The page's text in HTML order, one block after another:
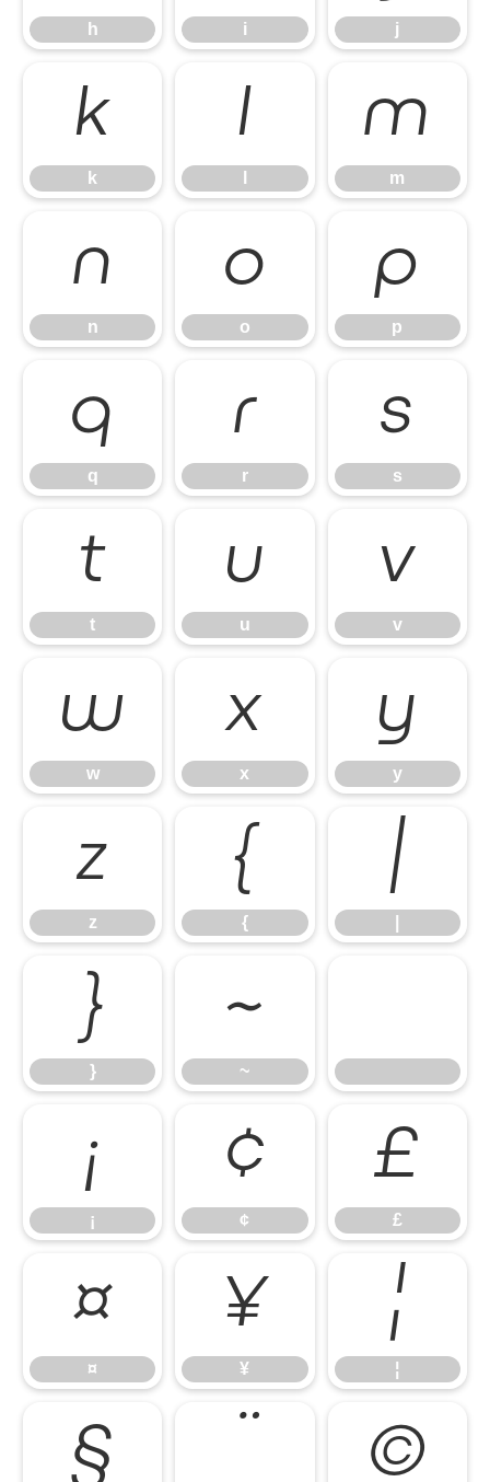
h i j
k
k
l m
m
n
n
o
o
p
p
q
q
r
r
s
s
t
t
u
u
v
v
w
w
x
x
y
y
z
z
{
{
|
}
}
~
~
¡
¡
¢
¢
£
£
¤
¤
¥
¥
¦
¦
§ ©